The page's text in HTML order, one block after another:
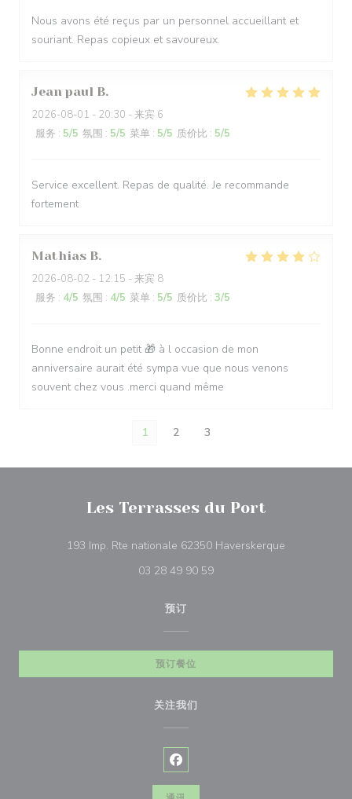
Nous avons été reçus par un personnel accueillant et
souriant. Repas copieux et savoureux.
Jean paul B
2026-08-01 - 20:30 - 来宾 6
服务 : 5/5 氛围 : 5/5 菜单 : 5/5 质价比 : 5/5
Service excellent. Repas de qualité. Je recommande
fortement
Mathias B
2026-08-02 - 12:15 - 来宾 8
服务 : 4/5 氛围 : 4/5 菜单 : 5/5 质价比 : 3/5
Bonne endroit un petit 🎁 à l occasion de mon
anniversaire aurait été sympa vue que nous venons
souvent chez vous .merci quand même
1 2 3
Les Terrasses du Port
193 Imp. Rte nationale 62350 Haverskerque
03 28 49 90 59
预订
预订餐位
关注我们
Facebook ((在新窗口中打开))